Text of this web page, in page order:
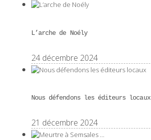
L’arche de Noély
24 décembre 2024
Nous défendons les éditeurs locaux
21 décembre 2024